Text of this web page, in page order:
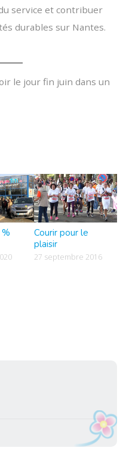
service et contribuer
durables sur Nantes.
le jour fin juin dans un
Courir pour le
plaisir
27 septembre 2016